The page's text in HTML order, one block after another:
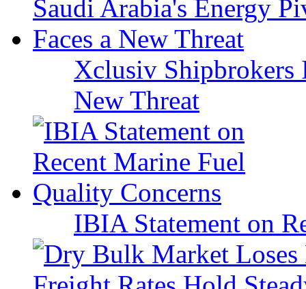
Xclusiv Shipbrokers
New Threat
IBIA Statement on